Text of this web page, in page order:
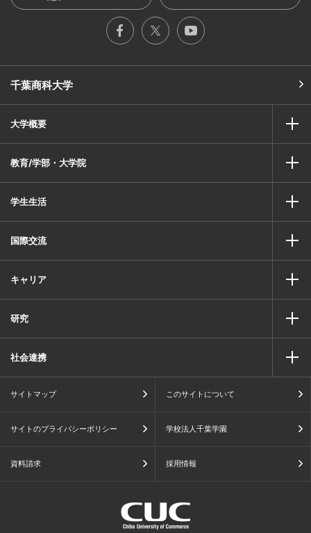
千葉商科大学
大学概要
教育/学部・大学院
学生生活
国際交流
キャリア
研究
社会連携
サイトマップ このサイトについて
サイトのプライバシーポリシー 学校法人千葉学園
資料請求 採用情報